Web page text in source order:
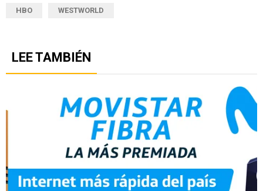
HBO WESTWORLD
LEE TAMBIÉN